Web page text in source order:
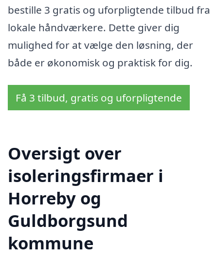
bestille 3 gratis og uforpligtende tilbud fra
lokale håndværkere. Dette giver dig
mulighed for at vælge den løsning, der
både er økonomisk og praktisk for dig.
Få 3 tilbud, gratis og uforpligtende
Oversigt over
isoleringsfirmaer i
Horreby og
Guldborgsund
kommune